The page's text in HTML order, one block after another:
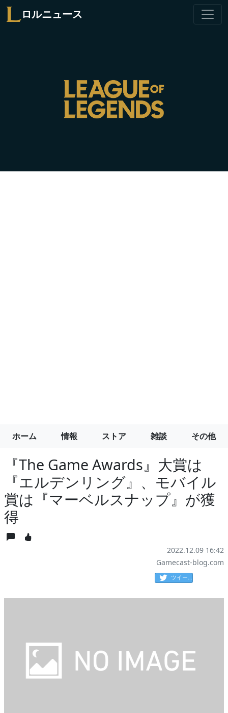
ロルニュース
ホーム 情報 ストア 雑談 その他
『The Game Awards』大賞は
『エルデンリング』、モバイル
賞は『マーベルスナップ』が獲
得
2022.12.09 16:42
Gamecast-blog.com
ツイート